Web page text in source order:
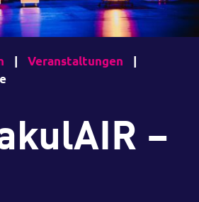
| Veranstaltungen
|
–